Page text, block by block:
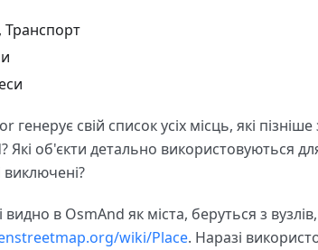
Транспорт
генерує свій список усіх місць, які
Які об'єкти детально використовуються
виключені?
видно в OsmAnd як міста, беруться з
wiki/Place. Наразі